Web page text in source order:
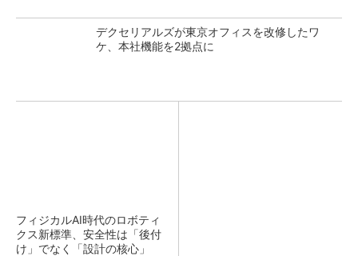
デクセリアルズが東京オフィスを改修したワ
ケ、本社機能を2拠点に
フィジカルAI時代のロボティ
クス新標準、安全性は「後付
け」でなく「設計の核心」